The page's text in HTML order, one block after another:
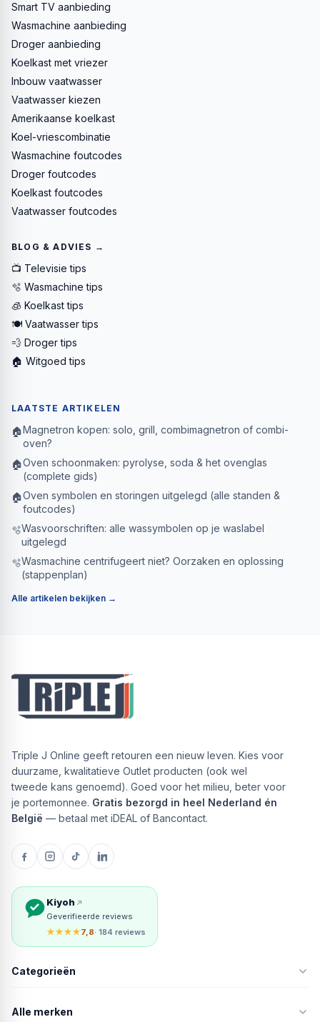
Smart TV aanbieding
Wasmachine aanbieding
Droger aanbieding
Koelkast met vriezer
Inbouw vaatwasser
Vaatwasser kiezen
Amerikaanse koelkast
Koel-vriescombinatie
Wasmachine foutcodes
Droger foutcodes
Koelkast foutcodes
Vaatwasser foutcodes
BLOG & ADVIES →
📺 Televisie tips
🫧 Wasmachine tips
🧊 Koelkast tips
🍽️ Vaatwasser tips
💨 Droger tips
🏠 Witgoed tips
LAATSTE ARTIKELEN
🏠Magnetron kopen: solo, grill, combimagnetron of combi-
oven?
🏠Oven schoonmaken: pyrolyse, soda & het ovenglas
(complete gids)
🏠Oven symbolen en storingen uitgelegd (alle standen &
foutcodes)
🫧Wasvoorschriften: alle wassymbolen op je waslabel
uitgelegd
🫧Wasmachine centrifugeert niet? Oorzaken en oplossing
(stappenplan)
Alle artikelen bekijken →
Triple J Online geeft retouren een nieuw leven. Kies voor
duurzame, kwalitatieve Outlet producten (ook wel
tweede kans genoemd). Goed voor het milieu, beter voor
je portemonnee. Gratis bezorgd in heel Nederland én
België — betaal met iDEAL of Bancontact.
Kiyoh
Geverifieerde reviews
★★★★7,8· 184 reviews
Categorieën
Alle merken